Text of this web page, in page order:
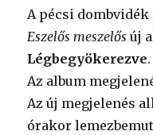
A pécsi
Eszelős meszelős új
Légbegyökerezve.
Az album
Az új megjelenés
órakor